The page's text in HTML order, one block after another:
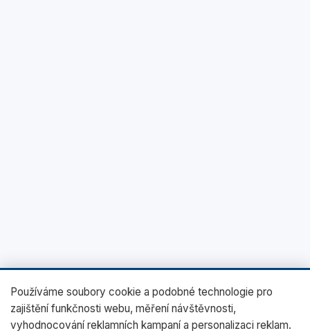
Používáme soubory cookie a podobné technologie pro
zajištění funkčnosti webu, měření návštěvnosti,
vyhodnocování reklamních kampaní a personalizaci reklam.